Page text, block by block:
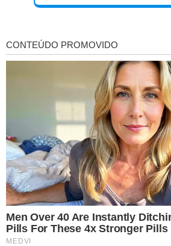
Este evento sísmico ocorre um dia
magnitude 7,4 atingir Taiwan
,
nove pessoas e deixando mais de 1
vítimas fatais estavam
montanhoso e pouco povoado de
epicentro do tremor.
Vários edifícios ficaram danificados
dois prédios que desabaram. Ao
edifícios desmoronaram, e
resgate de mais de 70 pessoas
Autoridades locais relatam ainda 52
desaparecidas. O terremoto em
mais forte desde 1999, quando 2,4
a vida em um evento sísmico há 25